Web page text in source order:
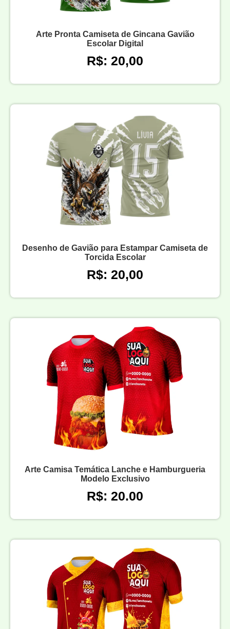
Arte Pronta Camiseta de Gincana Gavião
Escolar Digital
R$: 20,00
Desenho de Gavião para Estampar Camiseta de
Torcida Escolar
R$: 20,00
Arte Camisa Temática Lanche e Hamburgueria
Modelo Exclusivo
R$: 20.00